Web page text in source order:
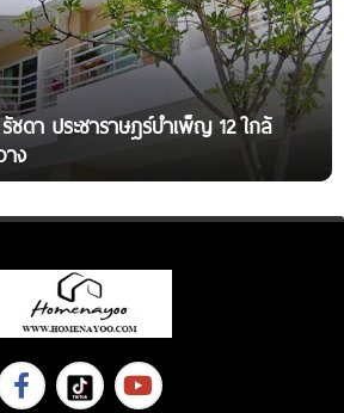
ชดา ประชาราษฎร์บำเพ็ญ 12 ใกล้
ง